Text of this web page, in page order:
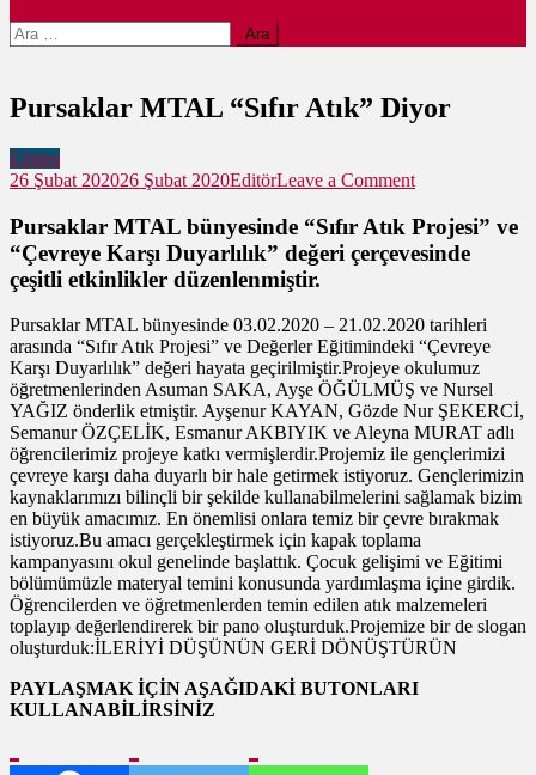
Arama:
Pursaklar MTAL “Sıfır Atık” Diyor
Eğitim
26 Şubat 202026 Şubat 2020EditörLeave a Commenton
MTAL
“Sıfır
Atık”
Pursaklar MTAL bünyesinde “Sıfır Atık Projesi” ve
“Çevreye Karşı Duyarlılık” değeri çerçevesinde
çeşitli etkinlikler düzenlenmiştir.
Pursaklar MTAL bünyesinde 03.02.2020 – 21.02.2020 tarihleri
arasında “Sıfır Atık Projesi” ve Değerler Eğitimindeki “Çevreye
Karşı Duyarlılık” değeri hayata geçirilmiştir.Projeye okulumuz
öğretmenlerinden Asuman SAKA, Ayşe ÖĞÜLMÜŞ ve Nursel
YAĞIZ önderlik etmiştir. Ayşenur KAYAN, Gözde Nur ŞEKERCİ,
Semanur ÖZÇELİK, Esmanur AKBIYIK ve Aleyna MURAT adlı
öğrencilerimiz projeye katkı vermişlerdir.Projemiz ile gençlerimizi
çevreye karşı daha duyarlı bir hale getirmek istiyoruz. Gençlerimizin
kaynaklarımızı bilinçli bir şekilde kullanabilmelerini sağlamak bizim
en büyük amacımız. En önemlisi onlara temiz bir çevre bırakmak
istiyoruz.Bu amacı gerçekleştirmek için kapak toplama
kampanyasını okul genelinde başlattık. Çocuk gelişimi ve Eğitimi
bölümümüzle materyal temini konusunda yardımlaşma içine girdik.
Öğrencilerden ve öğretmenlerden temin edilen atık malzemeleri
toplayıp değerlendirerek bir pano oluşturduk.Projemize bir de slogan
oluşturduk:İLERİYİ DÜŞÜNÜN GERİ DÖNÜŞTÜRÜN
PAYLAŞMAK İÇİN AŞAĞIDAKİ BUTONLARI
KULLANABİLİRSİNİZ